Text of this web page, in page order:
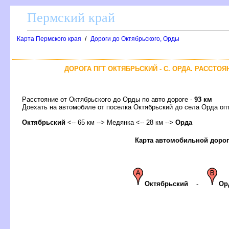
Пермский край
Карта Пермского края / Дороги до Октябрьского, Орды
ДОРОГА ПГТ ОКТЯБРЬСКИЙ - С. ОРДА.
Расстояние от Октябрьского до Орды по авто дороге - 93 км
Доехать на автомобиле от поселка Октябрьский до села Орда
Октябрьский <-- 65 км --> Медянка <-- 28 км --> Орда
Карта автомобильной
Октябрьский -